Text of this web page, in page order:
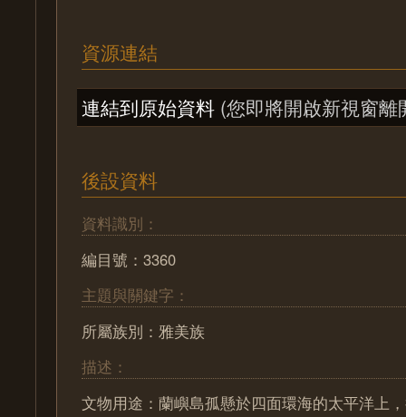
資源連結
連結到原始資料 (您即將開啟新視窗離
後設資料
資料識別：
編目號：3360
主題與關鍵字：
所屬族別：雅美族
描述：
文物用途：蘭嶼島孤懸於四面環海的太平洋上